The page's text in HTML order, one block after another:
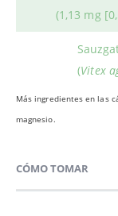
(1,13 mg
(Vitex
Más ingredientes en las
magnesio.
CÓMO TOMAR